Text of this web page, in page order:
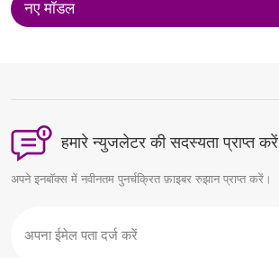
नए मॉडल
हमारे न्युजलेटर की सदस्यता प्राप्त करें
अपने इनबॉक्स में नवीनतम पुनर्चक्रित फ़ाइबर रुझान प्राप्त करें।